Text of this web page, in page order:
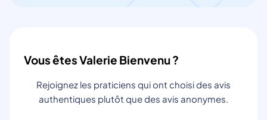
Vous êtes Valerie Bienvenu ?
Rejoignez les praticiens qui ont choisi des avis
authentiques plutôt que des avis anonymes.